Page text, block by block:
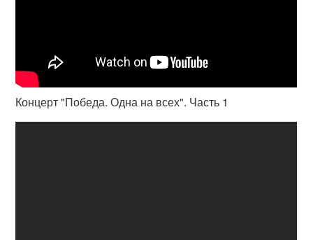
Концерт "Победа. Одна на всех". Часть 1